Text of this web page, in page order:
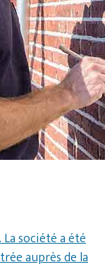
société a été
auprès de la